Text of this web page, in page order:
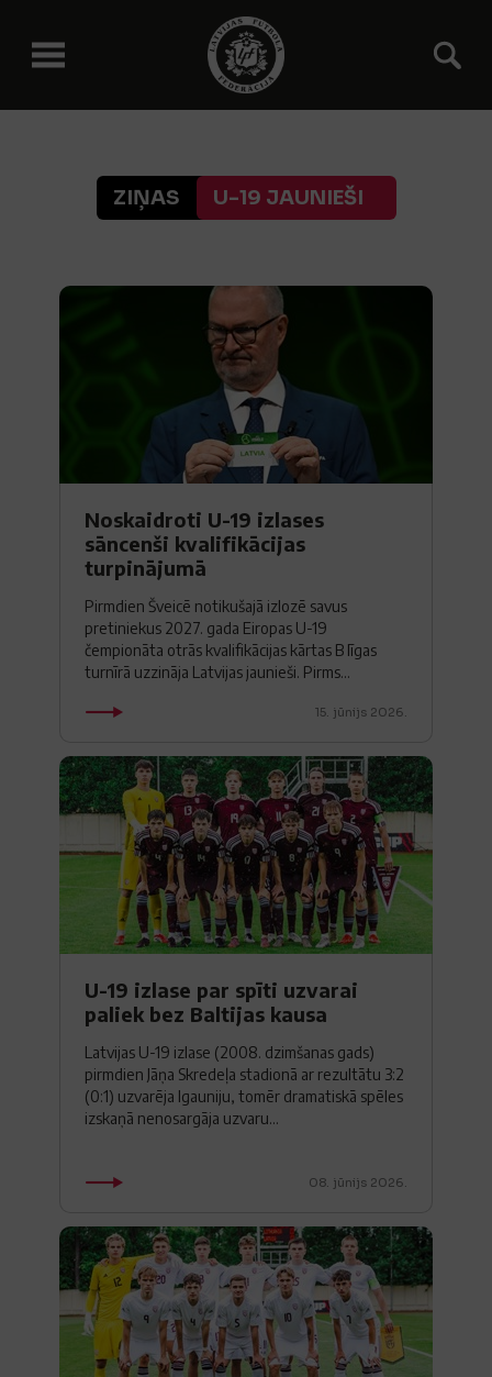
ZIŅAS U-19 JAUNIEŠI
Noskaidroti U-19 izlases
sāncenši kvalifikācijas
turpinājumā
Pirmdien Šveicē notikušajā izlozē savus
pretiniekus 2027. gada Eiropas U-19
čempionāta otrās kvalifikācijas kārtas B līgas
turnīrā uzzināja Latvijas jaunieši. Pirms...
15. jūnijs 2026.
U-19 izlase par spīti uzvarai
paliek bez Baltijas kausa
Latvijas U-19 izlase (2008. dzimšanas gads)
pirmdien Jāņa Skredeļa stadionā ar rezultātu 3:2
(0:1) uzvarēja Igauniju, tomēr dramatiskā spēles
izskaņā nenosargāja uzvaru...
08. jūnijs 2026.